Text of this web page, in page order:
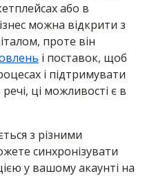
або в
можна відкрити з
проте він
і поставок, щоб
і підтримувати
ці можливості є в
з різними
синхронізувати
у вашому акаунті на